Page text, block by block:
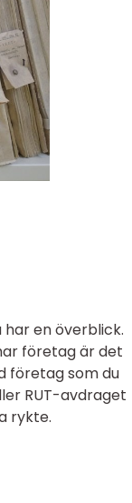
en överblick.
företag är det
företag som du
RUT-avdraget
rykte.